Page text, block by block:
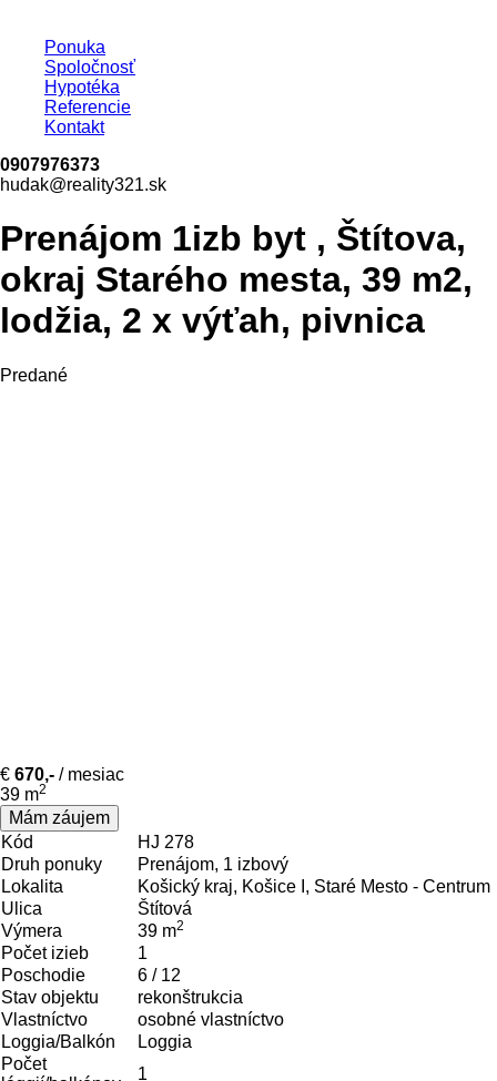
Ponuka
Spoločnosť
Hypotéka
Referencie
Kontakt
0907976373
hudak@reality321.sk
Prenájom 1izb byt , Štítova,
okraj Starého mesta, 39 m2,
lodžia, 2 x výťah, pivnica
Predané
€ 670,- / mesiac
39 m2
Mám záujem
Kód
HJ 278
Druh ponuky
Prenájom, 1 izbový
Lokalita
Košický kraj, Košice I, Staré Mesto - Centrum
Ulica
Štítová
Výmera
39 m2
Počet izieb
1
Poschodie
6 / 12
Stav objektu
rekonštrukcia
Vlastníctvo
osobné vlastníctvo
Loggia/Balkón
Loggia
Počet
1